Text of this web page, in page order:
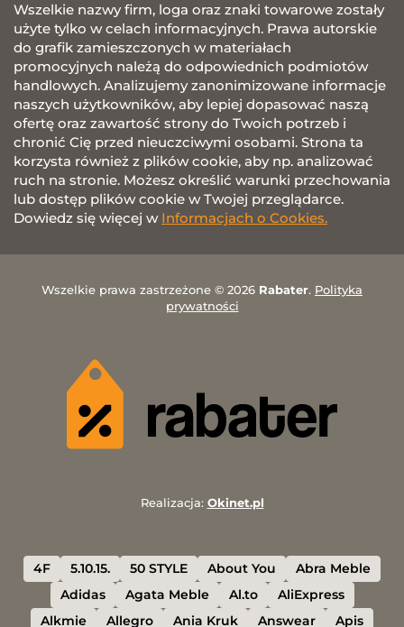
Wszelkie nazwy firm, loga oraz znaki towarowe zostały
użyte tylko w celach informacyjnych. Prawa autorskie
do grafik zamieszczonych w materiałach
promocyjnych należą do odpowiednich podmiotów
handlowych. Analizujemy zanonimizowane informacje
naszych użytkowników, aby lepiej dopasować naszą
ofertę oraz zawartość strony do Twoich potrzeb i
chronić Cię przed nieuczciwymi osobami. Strona ta
korzysta również z plików cookie, aby np. analizować
ruch na stronie. Możesz określić warunki przechowania
lub dostęp plików cookie w Twojej przeglądarce.
Dowiedz się więcej w Informacjach o Cookies.
Wszelkie prawa zastrzeżone © 2026 Rabater. Polityka
prywatności
Realizacja: Okinet.pl
4F 5.10.15. 50 STYLE About You
Abra Meble
Adidas
Agata Meble Al.to
AliExpress
Alkmie
Allegro Ania Kruk Answear Apis